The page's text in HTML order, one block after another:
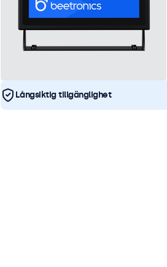
Långsiktig tillgänglighet